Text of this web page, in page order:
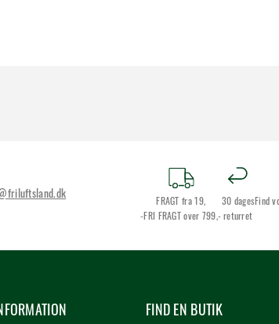
FRAGT fra 19,
-FRI FRAGT over 799,-
30 dages
returret
Find
FIND EN BUTIK